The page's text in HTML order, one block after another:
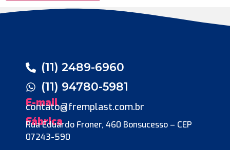
(11) 2489-6960
(11) 94780-5981
E-mail
contato@fremplast.com.br
Fábrica
Rua Eduardo Froner, 460 Bonsucesso – CEP
07243-590